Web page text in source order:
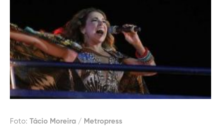
Foto: Tácio Moreira / Metropress